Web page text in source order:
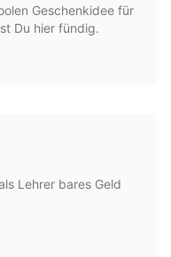
Geschenkidee für
Du hier fündig.
Lehrer bares Geld